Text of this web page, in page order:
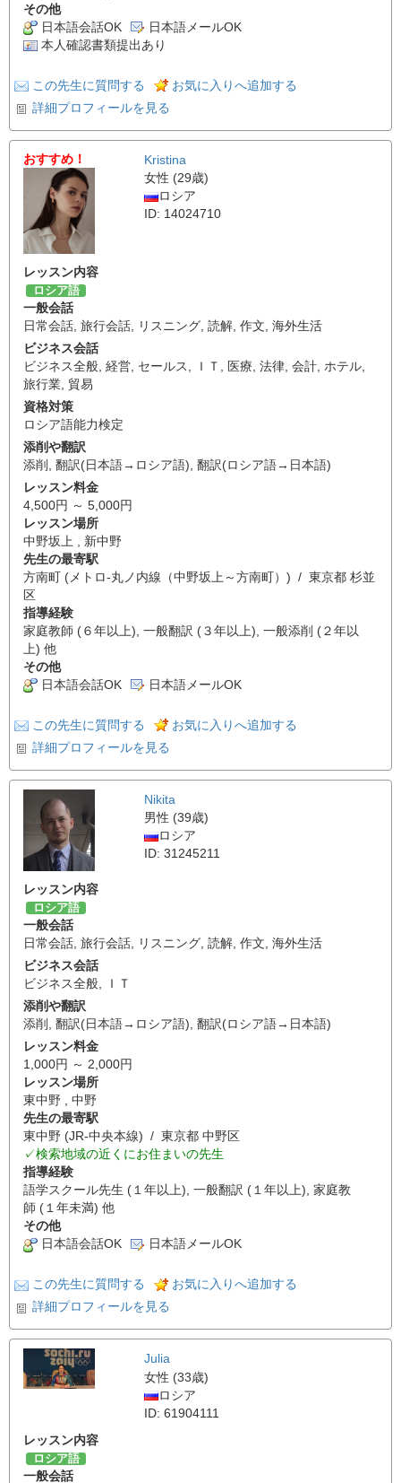
その他
日本語会話OK
日本語メールOK
本人確認書類提出あり
この先生に質問する
お気に入りへ追加する
詳細プロフィールを見る
おすすめ！
Kristina
女性 (29歳)
ロシア
ID: 14024710
レッスン内容
ロシア語
一般会話
日常会話 旅行会話 リスニング 読解 作文 海外生活
ビジネス会話
ビジネス全般 経営 セールス ＩＴ 医療 法律 会計 ホテル
旅行業 貿易
資格対策
ロシア語能力検定
添削や翻訳
添削
翻訳(日本語→ロシア語) 翻訳(ロシア語→日本語)
レッスン料金
4,500円 ～ 5,000円
レッスン場所
中野坂上 , 新中野
先生の最寄駅
方南町 (メトロ-丸ノ内線（中野坂上～方南町）) / 東京都 杉並
区
指導経験
家庭教師 (６年以上), 一般翻訳 (３年以上), 一般添削 (２年以
上) 他
その他
日本語会話OK
日本語メールOK
この先生に質問する
お気に入りへ追加する
詳細プロフィールを見る
Nikita
男性 (39歳)
ロシア
ID: 31245211
レッスン内容
ロシア語
一般会話
日常会話, 旅行会話, リスニング, 読解, 作文, 海外生活
ビジネス会話
ビジネス全般,
ＩＴ
添削や翻訳
添削 , 翻訳(日本語→ロシア語), 翻訳(ロシア語→日本語)
レッスン料金
1,000円 ～ 2,000円
レッスン場所
東中野 , 中野
先生の最寄駅
東中野 (JR-中央本線) / 東京都 中野区
✓検索地域の近くにお住まいの先生
指導経験
語学スクール先生 (１年以上), 一般翻訳 (１年以上), 家庭教
師 (１年未満) 他
その他
日本語会話OK
日本語メールOK
この先生に質問する
お気に入りへ追加する
詳細プロフィールを見る
Julia
女性 (33歳)
ロシア
ID: 61904111
レッスン内容
ロシア語
一般会話